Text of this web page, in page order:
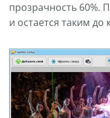
прозрачность 60%.
и остается таким до